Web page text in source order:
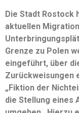
Die Stadt Rostock
aktuellen
Grenze zu Polen
eingeführt, über
Zurückweisungen
„Fiktion der
die Stellung eines